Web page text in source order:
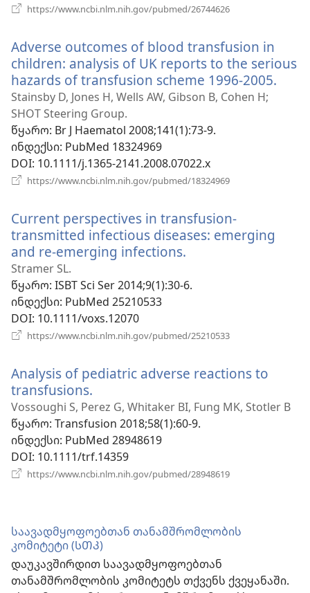
https://www.ncbi.nlm.nih.gov/pubmed/26744626
Adverse outcomes of blood transfusion in
children: analysis of UK reports to the serious
hazards of transfusion scheme 1996-2005.
Stainsby D, Jones H, Wells AW, Gibson B, Cohen H;
SHOT Steering Group.
წყარო‎: Br J Haematol 2008;141(1):73-9.
ინდექსი‎: PubMed 18324969
DOI‎: 10.1111/j.1365-2141.2008.07022.x
https://www.ncbi.nlm.nih.gov/pubmed/18324969
Current perspectives in transfusion-
transmitted infectious diseases: emerging
and re-emerging infections.
ფანჯარა)
Stramer SL.
წყარო‎: ISBT Sci Ser 2014;9(1):30-6.
ინდექსი‎: PubMed 25210533
DOI‎: 10.1111/voxs.12070
https://www.ncbi.nlm.nih.gov/pubmed/25210533
Analysis of pediatric adverse reactions to
transfusions.
ახალი
ფანჯარა)
Vossoughi S, Perez G, Whitaker BI, Fung MK, Stotler B
წყარო‎: Transfusion 2018;58(1):60-9.
ინდექსი‎: PubMed 28948619
DOI‎: 10.1111/trf.14359
https://www.ncbi.nlm.nih.gov/pubmed/28948619
საავადმყოფოებთან თანამშრომლობის
კომიტეტი (ᲡᲗᲙ)
დაუკავშირდით საავადმყოფოებთან
თანამშრომლობის კომიტეტს თქვენს ქვეყანაში.